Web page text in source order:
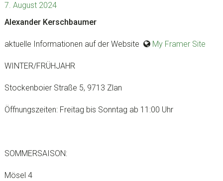
7. August 2024
Alexander Kerschbaumer
aktuelle Informationen auf der Website My Framer Site
WINTER/FRÜHJAHR
Stockenboier Straße 5, 9713 Zlan
Öffnungszeiten: Freitag bis Sonntag ab 11:00 Uhr
SOMMERSAISON:
Mösel 4